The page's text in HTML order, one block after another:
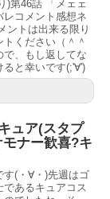
)第46話 「メェェ
レコメント感想ネ
ントは出来る限り
ください（＾＾
、もし返してな
ると幸いです(;'∀')
ュア(スタプ
ナー歓喜?キ
す(・∀・)先週はゴ
であるキュアコス